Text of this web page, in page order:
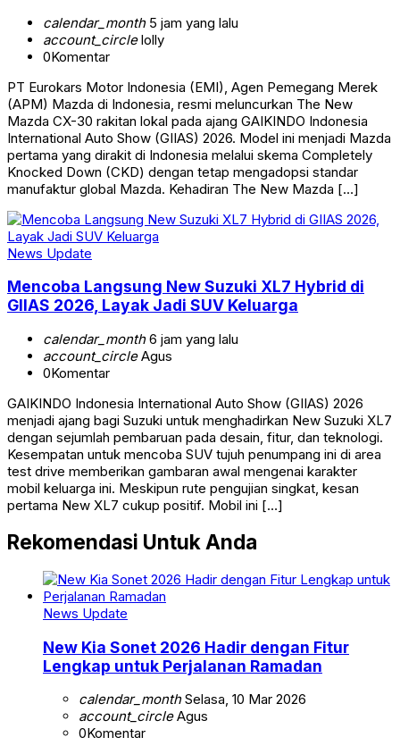
calendar_month5 jam yang lalu
account_circlelolly
0Komentar
PT Eurokars Motor Indonesia (EMI), Agen Pemegang Merek
(APM) Mazda di Indonesia, resmi meluncurkan The New
Mazda CX-30 rakitan lokal pada ajang GAIKINDO Indonesia
International Auto Show (GIIAS) 2026. Model ini menjadi Mazda
pertama yang dirakit di Indonesia melalui skema Completely
Knocked Down (CKD) dengan tetap mengadopsi standar
manufaktur global Mazda. Kehadiran The New Mazda […]
News Update
Mencoba Langsung New Suzuki XL7 Hybrid di
GIIAS 2026, Layak Jadi SUV Keluarga
calendar_month6 jam yang lalu
account_circleAgus
0Komentar
GAIKINDO Indonesia International Auto Show (GIIAS) 2026
menjadi ajang bagi Suzuki untuk menghadirkan New Suzuki XL7
dengan sejumlah pembaruan pada desain, fitur, dan teknologi.
Kesempatan untuk mencoba SUV tujuh penumpang ini di area
test drive memberikan gambaran awal mengenai karakter
mobil keluarga ini. Meskipun rute pengujian singkat, kesan
pertama New XL7 cukup positif. Mobil ini […]
Rekomendasi Untuk Anda
News Update
New Kia Sonet 2026 Hadir dengan Fitur
Lengkap untuk Perjalanan Ramadan
calendar_monthSelasa, 10 Mar 2026
account_circleAgus
0Komentar